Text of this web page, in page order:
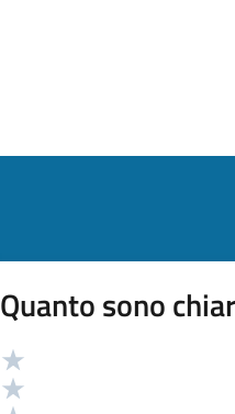
Quanto sono
Valutazione